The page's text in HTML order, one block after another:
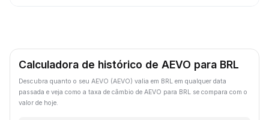
Calculadora de histórico de AEVO para BRL
Descubra quanto o seu AEVO (AEVO) valia em BRL em qualquer data
passada e veja como a taxa de câmbio de AEVO para BRL se compara com o
valor de hoje.